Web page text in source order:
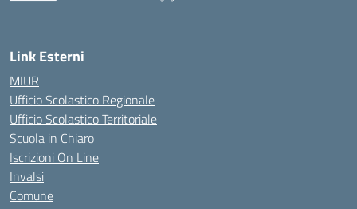
Link Esterni
MIUR
Ufficio Scolastico Regionale
Ufficio Scolastico Territoriale
Scuola in Chiaro
Iscrizioni On Line
Invalsi
Comune